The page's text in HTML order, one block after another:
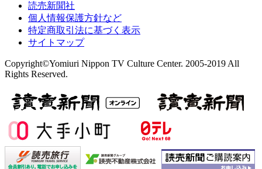
読売新聞社
個人情報保護方針など
特定商取引法に基づく表示
サイトマップ
Copyright©Yomiuri Nippon TV Culture Center. 2005-2019 All
Rights Reserved.